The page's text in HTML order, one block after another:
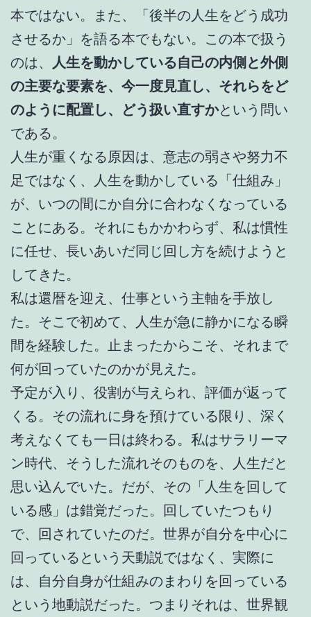
本ではない。また、「後半の人生をどう成功
させるか」を語る本でもない。この本で扱う
のは、
人生を動かしている自己の内側と外側
の主要な要素を、今一度見直し、それらをど
のように配置し、どう扱い直すかという問い
である。
人生が重くなる原因は、意志の弱さや努力不
足ではなく、人生を動かしている「仕組み」
が、いつの間にか自分に合わなくなっている
ことにある。それにもかかわらず、私は慣性
に任せ、長いあいだ同じ回し方を続けようと
してきた。
私は還暦を迎え、仕事という主軸を手放し
た。そこで初めて、人生が急に静かになる瞬
間を経験した。止まったからこそ、それまで
何が回っていたのかが見えた。
予定が入り、役割が与えられ、評価が返って
くる。その流れに身を預けている限り、深く
考えなくても一日は終わる。私はサラリーマ
ン時代、そうした流れそのものを、人生だと
思い込んでいた。だが、その「人生を回して
いる感」は錯覚だった。回していたつもり
で、回されていたのだ。世界が自分を中心に
回っているという天動説ではなく、実際に
は、自分自身が仕組みのまわりを回っている
という地動説だった。つまりそれは、世界観